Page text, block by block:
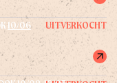
UITVERKOCHT
10/06